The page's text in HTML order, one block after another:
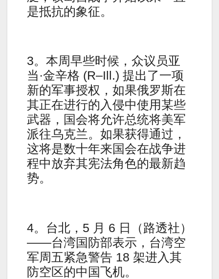
是抵抗的象征。
3。本周早些时候，众议员亚
当·金辛格 (R–Ill.) 提出了一项
新的军事授权，如果俄罗斯在
其正在进行的入侵中使用某些
武器，国会将允许总统将美军
派往乌克兰。如果获得通过，
这将是数十年来国会在战争进
程中放弃其宪法角色的最新趋
势。
4。台北，5 月 6 日（路透社）
——台湾国防部表示，台湾空
军周五紧急警告 18 架进入其
防空区的中国飞机。